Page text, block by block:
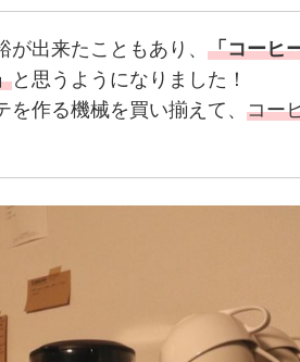
出来たこともあり、 「コーヒ
と思うようになりました！
作る機械を買い揃えて、 コー